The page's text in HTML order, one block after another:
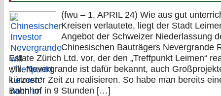
(fwu – 1. APRIL 24) Wie aus gut
Kreisen verlautete, liegt der Stadt
Angebot der Schweizer Niederlassung
Chinesischen Bauträgers Nevergrande
Estate Zürich Ltd. vor, der den „Treffpunkt Leimen“
will. Nevergrande ist dafür bekannt, auch
kürzester Zeit zu realisieren. So habe man bereits
Bahnhof in 9 Stunden […]